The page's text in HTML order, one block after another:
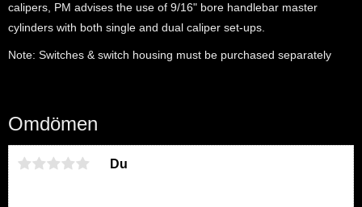
calipers, PM advises the use of 9/16" bore handlebar master
cylinders with both single and dual caliper set-ups.
Note: Switches & switch housing must be purchased separately
Omdömen
Du